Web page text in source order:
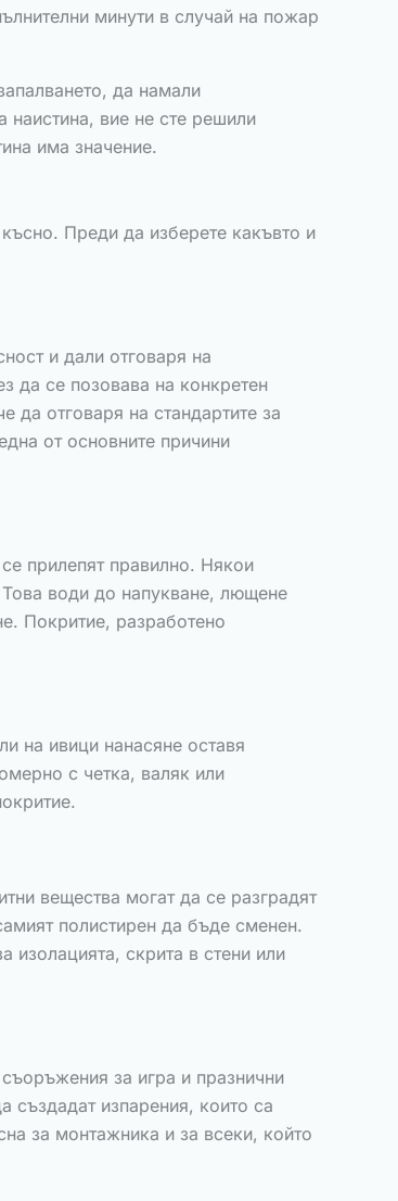
минути в случай на пожар
да намали
наистина, вие не сте решили
има значение.
Преди да изберете какъвто и
и дали отговаря на
да се позовава на конкретен
да отговаря на стандартите за
от основните причини
прилепят правилно. Някои
води до напукване, лющене
Покритие, разработено
на ивици нанасяне оставя
с четка, валяк или
вещества могат да се разградят
полистирен да бъде сменен.
изолацията, скрита в стени или
за игра и празнични
създадат изпарения, които са
за монтажника и за всеки, който